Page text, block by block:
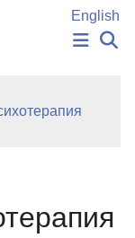
English